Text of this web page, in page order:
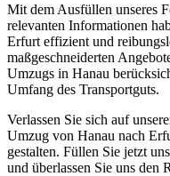
Mit dem Ausfüllen unseres
relevanten Informationen
Erfurt effizient und
maßgeschneiderten
Umzugs in Hanau
Umfang des Transportguts.
Verlassen Sie sich auf
Umzug von Hanau nach
gestalten. Füllen Sie jetzt
und überlassen Sie uns den